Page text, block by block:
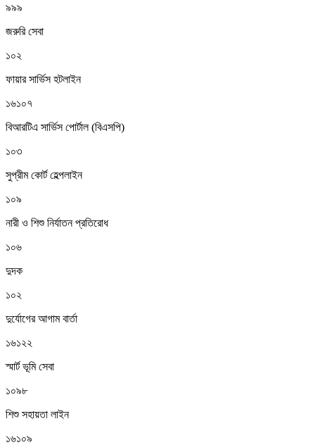
৯৯৯
জরুরি সেবা
১০২
ফায়ার সার্ভিস হটলাইন
১৬১০৭
বিআরটিএ সার্ভিস পোর্টাল (বিএসপি)
১০৩
সুপ্রীম কোর্ট হেল্পলাইন
১০৯
নারী ও শিশু নির্যাতন প্রতিরোধ
১০৬
দুদক
১০২
দুর্যোগের আগাম বার্তা
১৬১২২
স্মার্ট ভূমি সেবা
১০৯৮
শিশু সহায়তা লাইন
১৬১০৯